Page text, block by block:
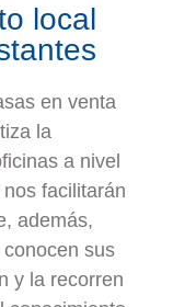
local
en venta
la
a nivel
facilitarán
además,
conocen sus
y la recorren